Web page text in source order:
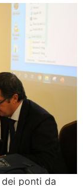
dei ponti da